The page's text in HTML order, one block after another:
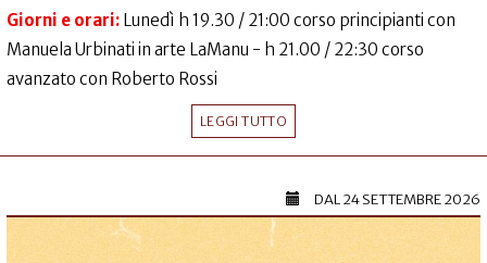
Giorni e orari: Lunedì h 19.30 / 21:00 corso principianti con
Manuela Urbinati in arte LaManu - h 21.00 / 22:30 corso
avanzato con Roberto Rossi
LEGGI TUTTO
DAL24 SETTEMBRE 2026